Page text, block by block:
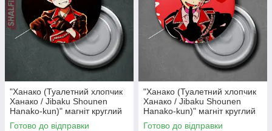
"Ханако (Туалетний хлопчик
Ханако / Jibaku Shounen
Hanako-kun)" магніт круглий
Ø44 мм
Готово до відправки
"Ханако (Туалетний хлопчик
Ханако / Jibaku Shounen
Hanako-kun)" магніт круглий
Ø44 мм
Готово до відправки